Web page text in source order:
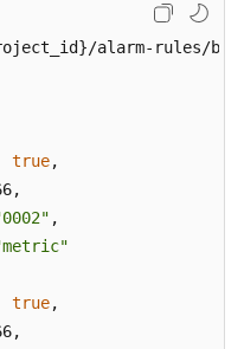
alarm-rules/
true,
,
true,